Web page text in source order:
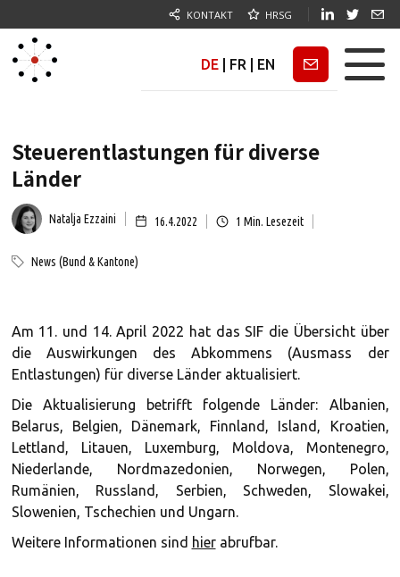
KONTAKT HRSG
DE FR EN Newsletter
Steuerentlastungen für diverse
Länder
Natalja Ezzaini 16.4.2022 1 Min. Lesezeit
News (Bund & Kantone)
Am 11. und 14. April 2022 hat das SIF die Übersicht über
die Auswirkungen des Abkommens (Ausmass der
Entlastungen) für diverse Länder aktualisiert.
Die Aktualisierung betrifft folgende Länder: Albanien,
Belarus, Belgien, Dänemark, Finnland, Island, Kroatien,
Lettland, Litauen, Luxemburg, Moldova, Montenegro,
Niederlande, Nordmazedonien, Norwegen, Polen,
Rumänien, Russland, Serbien, Schweden, Slowakei,
Slowenien, Tschechien und Ungarn.
Weitere Informationen sind hierabrufbar.